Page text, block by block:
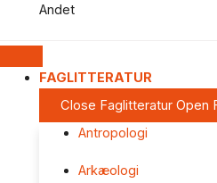
Andet
FAGLITTERATUR
Close Faglitteratur Open
Antropologi
Arkæologi